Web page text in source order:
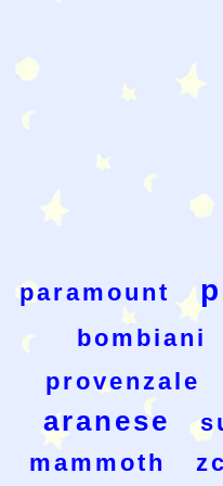
paramount
bombiani
provenzale
aranese
mammoth